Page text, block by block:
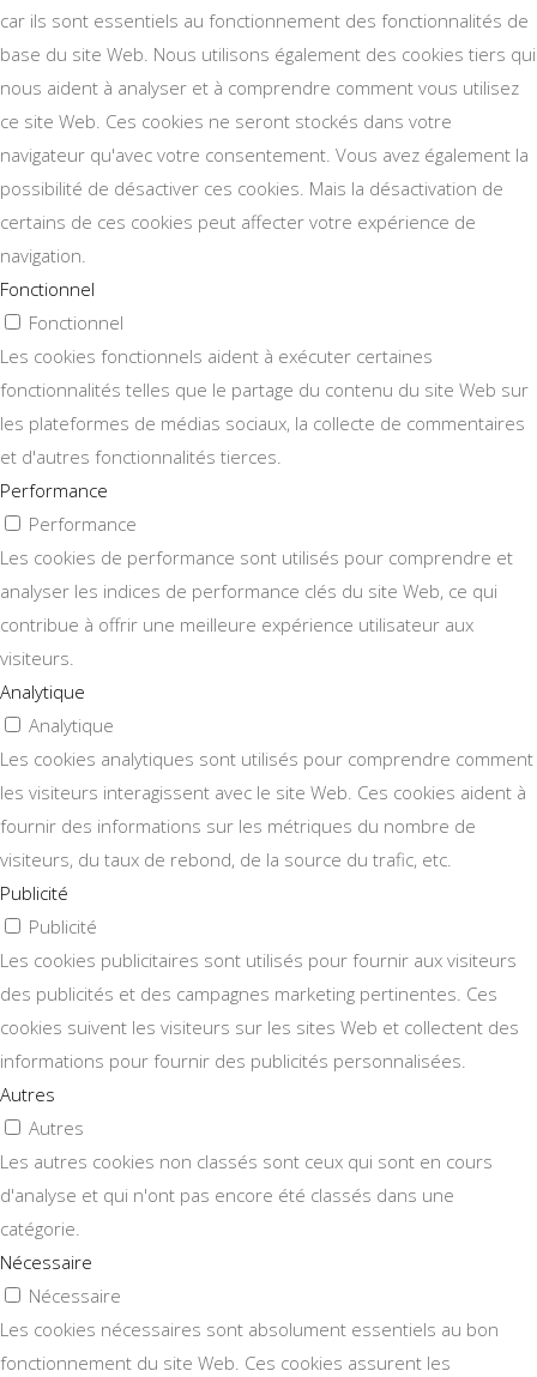
car ils sont essentiels au fonctionnement des fonctionnalités de
base du site Web. Nous utilisons également des cookies tiers qui
nous aident à analyser et à comprendre comment vous utilisez
ce site Web. Ces cookies ne seront stockés dans votre
navigateur qu'avec votre consentement. Vous avez également la
possibilité de désactiver ces cookies. Mais la désactivation de
certains de ces cookies peut affecter votre expérience de
navigation.
Fonctionnel
Fonctionnel
Les cookies fonctionnels aident à exécuter certaines
fonctionnalités telles que le partage du contenu du site Web sur
les plateformes de médias sociaux, la collecte de commentaires
et d'autres fonctionnalités tierces.
Performance
Performance
Les cookies de performance sont utilisés pour comprendre et
analyser les indices de performance clés du site Web, ce qui
contribue à offrir une meilleure expérience utilisateur aux
visiteurs.
Analytique
Analytique
Les cookies analytiques sont utilisés pour comprendre comment
les visiteurs interagissent avec le site Web. Ces cookies aident à
fournir des informations sur les métriques du nombre de
visiteurs, du taux de rebond, de la source du trafic, etc.
Publicité
Publicité
Les cookies publicitaires sont utilisés pour fournir aux visiteurs
des publicités et des campagnes marketing pertinentes. Ces
cookies suivent les visiteurs sur les sites Web et collectent des
informations pour fournir des publicités personnalisées.
Autres
Autres
Les autres cookies non classés sont ceux qui sont en cours
d'analyse et qui n'ont pas encore été classés dans une
catégorie.
Nécessaire
Nécessaire
Les cookies nécessaires sont absolument essentiels au bon
fonctionnement du site Web. Ces cookies assurent les